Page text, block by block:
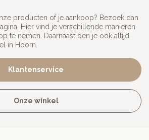
producten of je aankoop? Bezoek dan
Hier vind je verschillende manieren
te nemen. Daarnaast ben je ook altijd
in Hoorn.
Klantenservice
Onze winkel